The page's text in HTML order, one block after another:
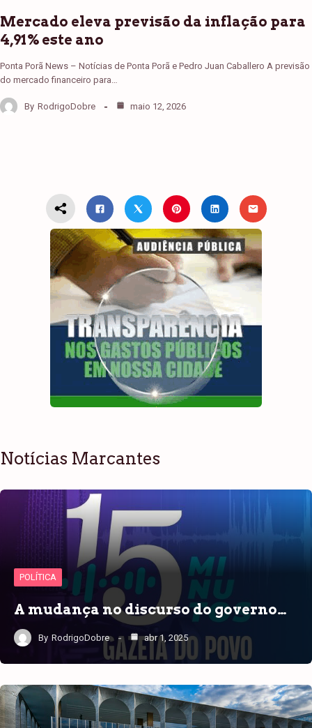
Mercado eleva previsão da inflação para
4,91% este ano
Ponta Porã News – Notícias de Ponta Porã e Pedro Juan Caballero A previsão
do mercado financeiro para…
By RodrigoDobre maio 12, 2026
Notícias Marcantes
POLÍTICA
A mudança no discurso do governo…
By RodrigoDobre abr 1, 2025